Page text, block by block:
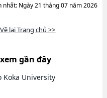
nhất: Ngày 21 tháng 07 năm 2026
lại Trang chủ >>
gần đây
Koka University